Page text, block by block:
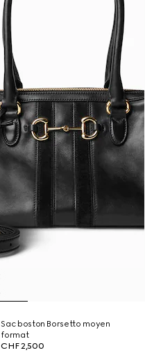
Sac boston Borsetto moyen
format
CHF 2,500